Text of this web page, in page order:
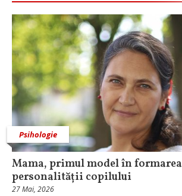
Psihologie
Mama, primul model în formarea
personalității copilului
27 Mai, 2026